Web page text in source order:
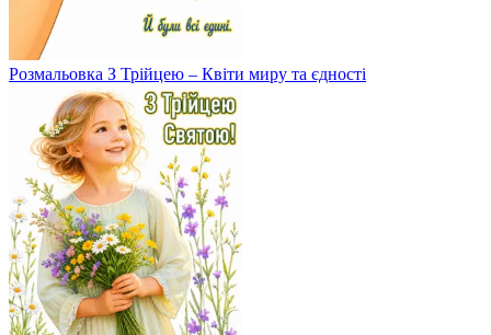
Розмальовка З Трійцею – Квіти миру та єдності